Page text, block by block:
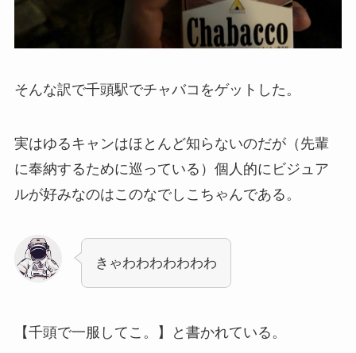
そんな訳で千頭駅でチャバコをゲットした。
実はゆるキャンはほとんど知らないのだが（先輩
に奉納するために巡っている）個人的にビジュア
ルが好みなのはこのなでしこちゃんである。
きゃわわわわわわわ
【千頭で一服してこ。】と書かれている。